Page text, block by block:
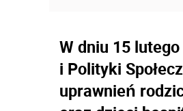
W dniu 15
i Polityki
uprawnień